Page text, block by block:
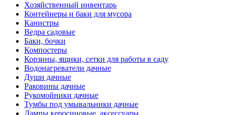
Хозяйственный инвентарь
Контейнеры и баки для мусора
Канистры
Ведра садовые
Баки, бочки
Компостеры
Корзины, ящики, сетки для работы в саду
Водонагреватели дачные
Души дачные
Раковины дачные
Рукомойники дачные
Тумбы под умывальники дачные
Лампы керосиновые, аксессуары